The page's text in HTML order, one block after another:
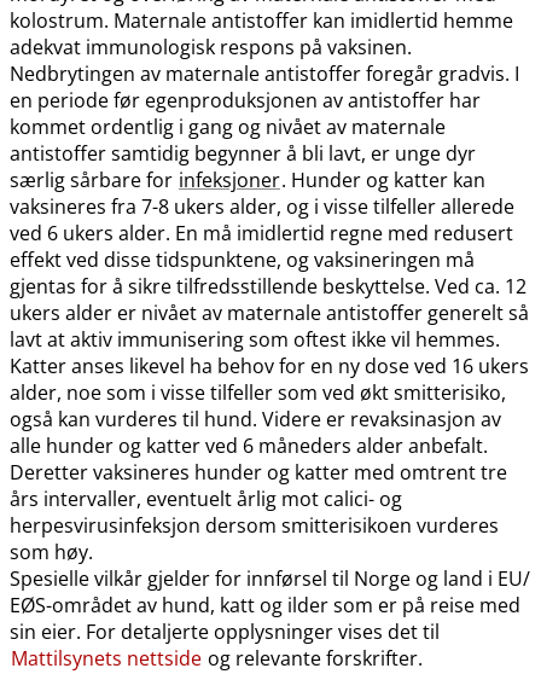
kolostrum. Maternale antistoffer kan imidlertid hemme
adekvat immunologisk respons på vaksinen.
Nedbrytingen av maternale antistoffer foregår gradvis. I
en periode før egenproduksjonen av antistoffer har
kommet ordentlig i gang og nivået av maternale
antistoffer samtidig begynner å bli lavt, er unge dyr
særlig sårbare for infeksjoner. Hunder og katter kan
vaksineres fra 7-8 ukers alder, og i visse tilfeller allerede
ved 6 ukers alder. En må imidlertid regne med redusert
effekt ved disse tidspunktene, og vaksineringen må
gjentas for å sikre tilfredsstillende beskyttelse. Ved ca. 12
ukers alder er nivået av maternale antistoffer generelt så
lavt at aktiv immunisering som oftest ikke vil hemmes.
Katter anses likevel ha behov for en ny dose ved 16 ukers
alder, noe som i visse tilfeller som ved økt smitterisiko,
også kan vurderes til hund. Videre er revaksinasjon av
alle hunder og katter ved 6 måneders alder anbefalt.
Deretter vaksineres hunder og katter med omtrent tre
års intervaller, eventuelt årlig mot calici- og
herpesvirusinfeksjon dersom smitterisikoen vurderes
som høy.
Spesielle vilkår gjelder for innførsel til Norge og land i EU​/​
EØS-området av hund, katt og ilder som er på reise med
sin eier. For detaljerte opplysninger vises det til
Mattilsynets nettside og relevante forskrifter.